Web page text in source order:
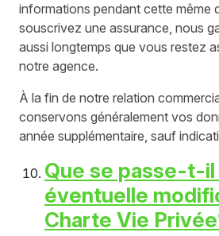
informations pendant cette même
souscrivez une assurance, nous
aussi longtemps que vous restez
notre agence.
À la fin de notre relation
conservons généralement vos
année supplémentaire, sauf
Que se passe-t-il
éventuelle
Charte Vie